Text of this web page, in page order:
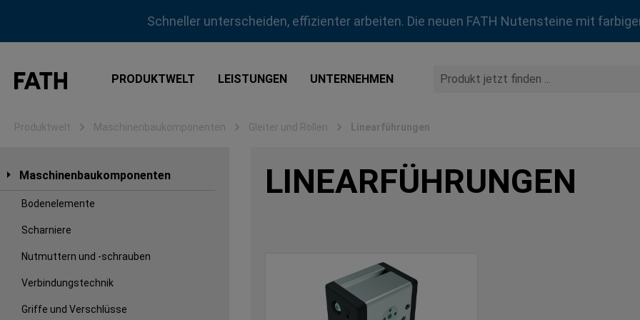
Zur Hauptnavigation springenSchneller unterscheiden, effizienter arbeiten. Die neuen FATH Nutensteine mit
PRODUKTWELT LEISTUNGEN UNTERNEHMEN
Produktwelt Maschinenbaukomponenten Gleiter und Rollen Linearführungen
Maschinenbaukomponenten
Bodenelemente
Scharniere
Nutmuttern und -schrauben
Verbindungstechnik
Griffe und Verschlüsse
LINEARFÜHRUNGEN